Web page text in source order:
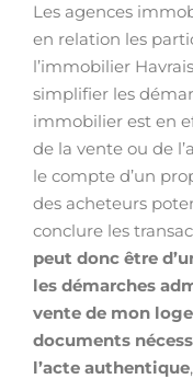
Les agences
en relation les
l’immobilier
simplifier les
immobilier est en
de la vente ou de
le compte d’un
des acheteurs
conclure les
peut donc être
les démarches
vente de mon
documents
l’acte authentique